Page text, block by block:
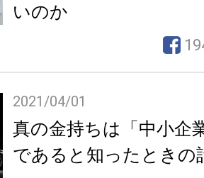
いのか
2021/04/01
真の金持ちは「中小企
であると知ったときの